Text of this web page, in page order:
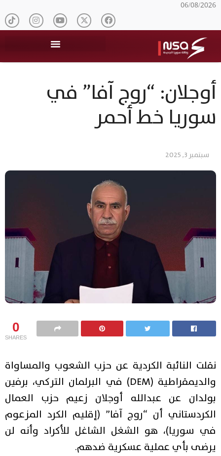
06/08/2026
أوجلان: “روج آفا” في
سوريا خط أحمر
سبتمبر 3, 2025
0
SHARES
نقلت النائبة الكردية عن حزب الشعوب والمساواة
والديمقراطية (DEM) في البرلمان التركي، برفين
بولدان عن عبدالله أوجلان زعيم حزب العمال
الكردستاني أن “روج آفا” (إقليم الكرد المزعوم
في سوريا)، هو الشغل الشاغل للأكراد وأنه لن
يرضى بأي عملية عسكرية ضدهم.